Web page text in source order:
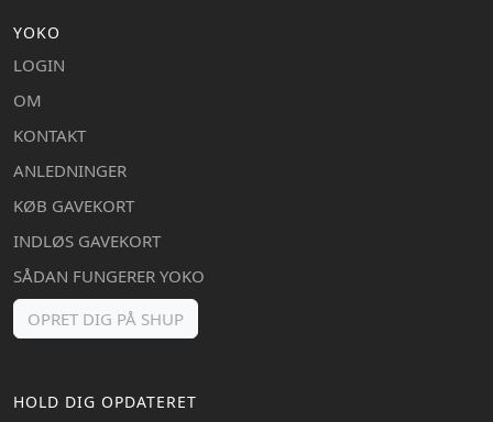
YOKO
LOGIN
OM
KONTAKT
ANLEDNINGER
KØB GAVEKORT
INDLØS GAVEKORT
SÅDAN FUNGERER YOKO
OPRET DIG PÅ SHUP
HOLD DIG OPDATERET